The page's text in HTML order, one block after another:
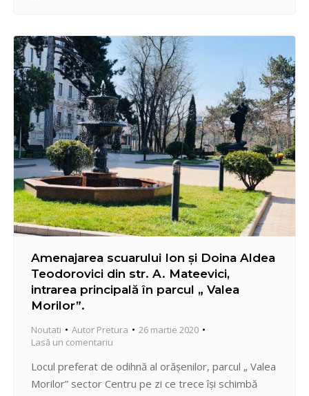
măsurile de carantină, precum și să instituie regimul
de izolare pentru întreg blocul…
Amenajarea scuarului Ion și Doina Aldea
Teodorovici din str. A. Mateevici,
intrarea principală în parcul „ Valea
Morilor”.
Noutati Autor Pretura
26 martie 2020
Lasă un comentariu
Locul preferat de odihnă al orăşenilor, parcul „ Valea
Morilor” sector Centru pe zi ce trece își schimbă